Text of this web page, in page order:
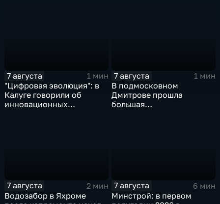
7 августа
1 мин
"Цифровая эволюция": в
Калуге говорили об
инновационных
7 августа
1 мин
В подмосковном
Дмитрове прошла
большая
7 августа
2 мин
Водозабор в Яхроме
7 августа
6 мин
Минстрой: в первом